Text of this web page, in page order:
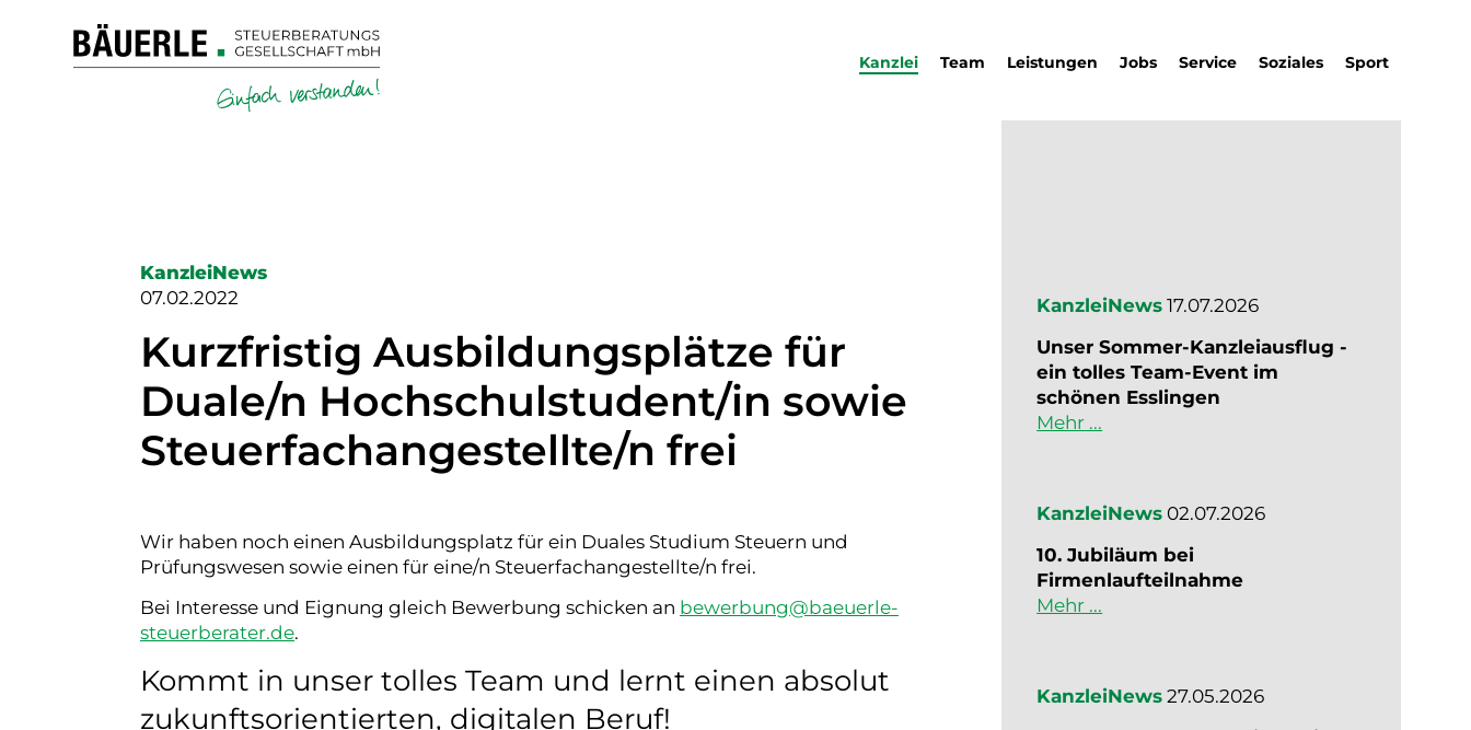
Kanzlei Team Leistungen Jobs Service Soziales Sport
KanzleiNews
07.02.2022
Kurzfristig Ausbildungsplätze für
Duale/n Hochschulstudent/in sowie
Steuerfachangestellte/n frei
Wir haben noch einen Ausbildungsplatz für ein Duales Studium Steuern und
Prüfungswesen sowie einen für eine/n Steuerfachangestellte/n frei.
Bei Interesse und Eignung gleich Bewerbung schicken an bewerbung@baeuerle-
steuerberater.de.
Kommt in unser tolles Team und lernt einen absolut
zukunftsorientierten, digitalen Beruf!
KanzleiNews 17.07.2026
Unser Sommer-Kanzleiausflug -
ein tolles Team-Event im
schönen Esslingen
Mehr ...
KanzleiNews 02.07.2026
10. Jubiläum bei
Firmenlaufteilnahme
Mehr ...
KanzleiNews 27.05.2026